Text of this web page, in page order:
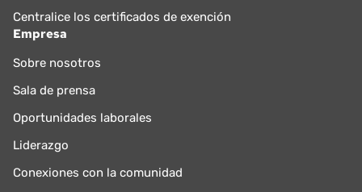
Centralice los certificados de exención
Empresa
Sobre nosotros
Sala de prensa
Oportunidades laborales
Liderazgo
Conexiones con la comunidad